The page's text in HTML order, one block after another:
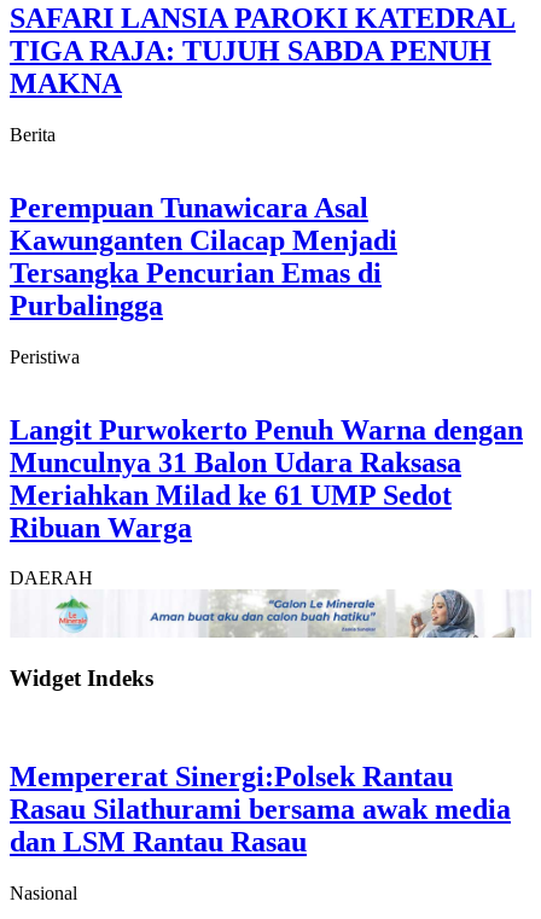
SAFARI LANSIA PAROKI KATEDRAL
TIGA RAJA: TUJUH SABDA PENUH
MAKNA
Berita
Perempuan Tunawicara Asal
Kawunganten Cilacap Menjadi
Tersangka Pencurian Emas di
Purbalingga
Peristiwa
Langit Purwokerto Penuh Warna dengan
Munculnya 31 Balon Udara Raksasa
Meriahkan Milad ke 61 UMP Sedot
Ribuan Warga
DAERAH
Widget Indeks
Mempererat Sinergi:Polsek Rantau
Rasau Silathurami bersama awak media
dan LSM Rantau Rasau
Nasional